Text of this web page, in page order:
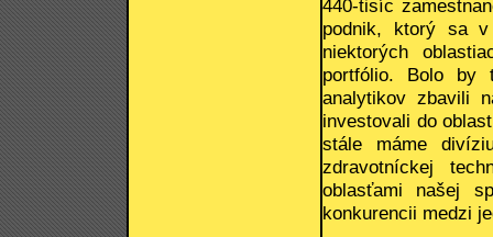
440-tisíc
podnik, ktorý sa
niektorých
portfólio. Bolo by
analytikov zbavili
investovali do
stále máme
zdravotníckej
oblasťami našej
konkurencii medzi